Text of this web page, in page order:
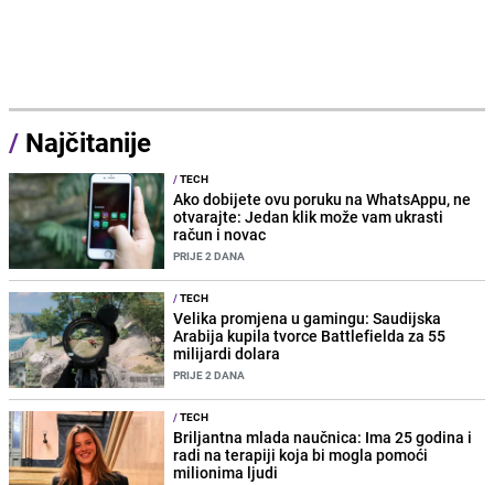
/ Najčitanije
/TECH
Ako dobijete ovu poruku na WhatsAppu, ne
otvarajte: Jedan klik može vam ukrasti
račun i novac
PRIJE 2 DANA
/TECH
Velika promjena u gamingu: Saudijska
Arabija kupila tvorce Battlefielda za 55
milijardi dolara
PRIJE 2 DANA
/TECH
Briljantna mlada naučnica: Ima 25 godina i
radi na terapiji koja bi mogla pomoći
milionima ljudi